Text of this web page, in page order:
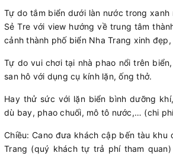
Tự do tắm biển dưới làn nước trong xanh
Sẻ Tre với view hướng về trung tâm
cảnh thành phố biển Nha Trang xinh
Tự do vui chơi tại nhà phao nổi trên
san hô với dụng cụ kính lặn, ống thở.
Hay thử sức với lặn biển bình dưỡng
dù bay, phao chuối, mô tô nước,… (chi
Chiều: Cano đưa khách cập bến tàu khu
Trang (quý khách tự trả phí tham